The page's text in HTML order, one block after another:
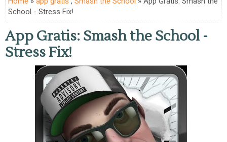
School - Stress Fix!
App Gratis: Smash the School -
Stress Fix!